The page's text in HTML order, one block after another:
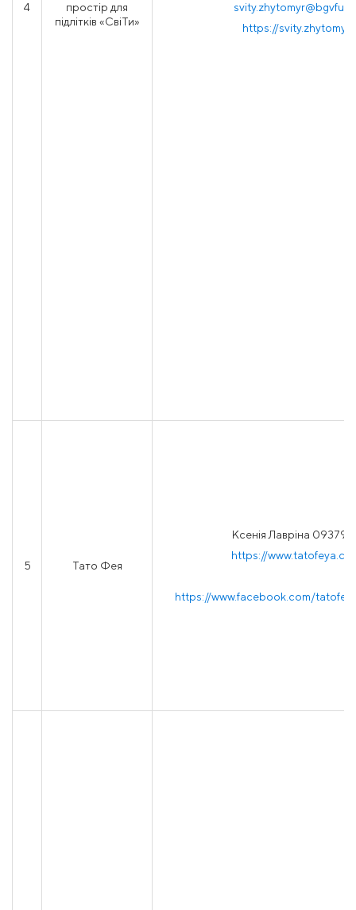
4
простір для
підлітків «СвіТи»
https://
5 Тато Фея
Ксенія Лавріна
https://
https://www.facebook.com/